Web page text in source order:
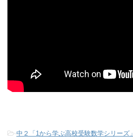
-中２「1から学ぶ高校受験数学シリーズ」